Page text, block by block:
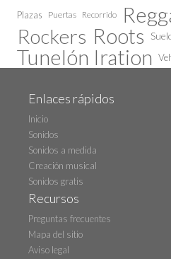
Plazas Puertas Recorrido
Rockers Roots
Tunelón Iration
Enlaces rápidos
Inicio
Sonidos
Sonidos a medida
Creación musical
Sonidos gratis
Recursos
Preguntas frecuentes
Mapa del sitio
Aviso legal